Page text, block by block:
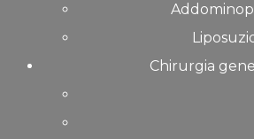
Chirurgia